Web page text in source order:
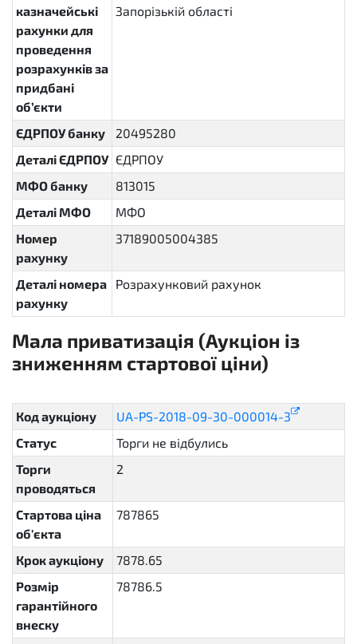
казначейські
рахунки для
проведення
розрахунків за
придбані
об’єкти
Запорізькій області
ЄДРПОУ банку
20495280
Деталі ЄДРПОУ ЄДРПОУ
МФО банку
813015
Деталі МФО
МФО
Номер
рахунку
37189005004385
Деталі номера
рахунку
Розрахунковий рахунок
Мала приватизація (Аукціон із
зниженням стартової ціни)
Код аукціону
UA-PS-2018-09-30-000014-3
Статус
Торги не відбулись
Торги
проводяться
2
Стартова ціна
об'єкта
787865
Крок аукціону
7878.65
Розмір
гарантійного
внеску
78786.5